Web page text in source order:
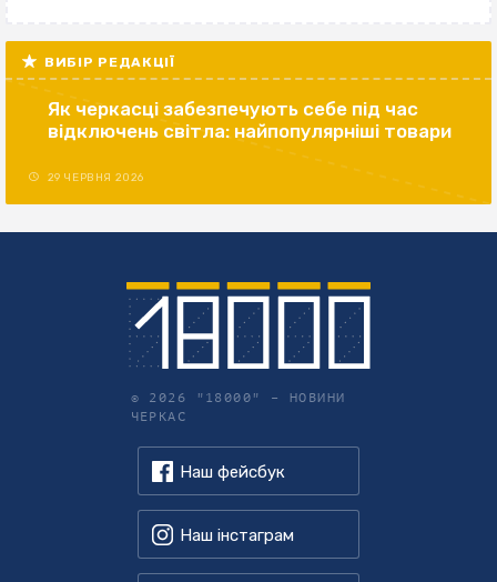
ВИБІР РЕДАКЦІЇ
Як черкасці забезпечують себе під час
відключень світла: найпопулярніші товари
29 ЧЕРВНЯ 2026
© 2026 "18000" – НОВИНИ
ЧЕРКАС
Наш фейсбук
Наш інстаграм